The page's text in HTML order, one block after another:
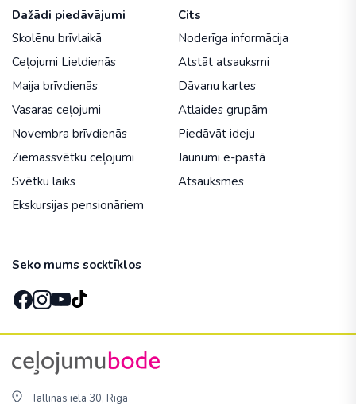
Dažādi piedāvājumi
Skolēnu brīvlaikā
Ceļojumi Lieldienās
Maija brīvdienās
Vasaras ceļojumi
Novembra brīvdienās
Ziemassvētku ceļojumi
Svētku laiks
Ekskursijas pensionāriem
Cits
Noderīga informācija
Atstāt atsauksmi
Dāvanu kartes
Atlaides grupām
Piedāvāt ideju
Jaunumi e-pastā
Atsauksmes
Seko mums socktīklos
Tallinas iela 30, Rīga